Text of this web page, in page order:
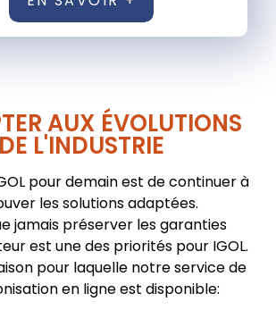
AUX ÉVOLUTIONS
DE L'INDUSTRIE
pour demain est de continuer à
les solutions adaptées.
jamais préserver les garanties
est une des priorités pour IGOL.
pour laquelle notre service de
en ligne est disponible: